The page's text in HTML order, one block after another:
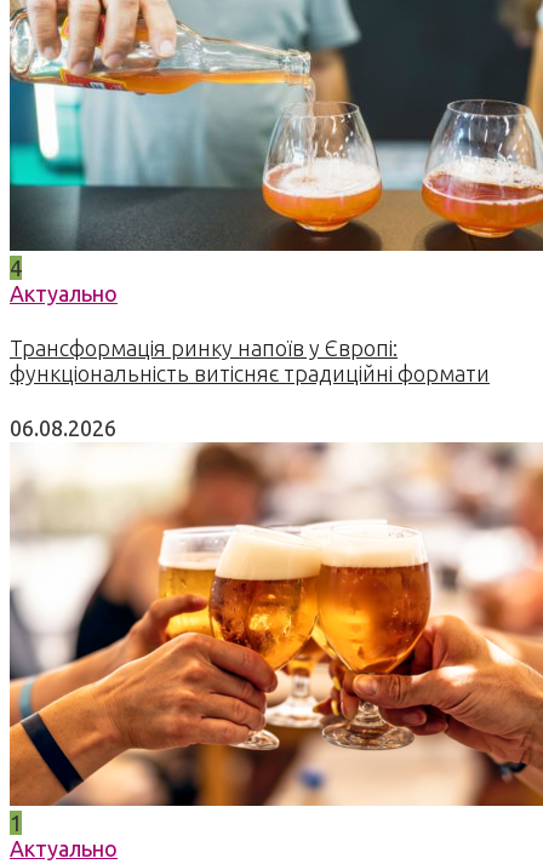
4
Актуально
Трансформація ринку напоїв у Європі:
функціональність витісняє традиційні формати
06.08.2026
1
Актуально